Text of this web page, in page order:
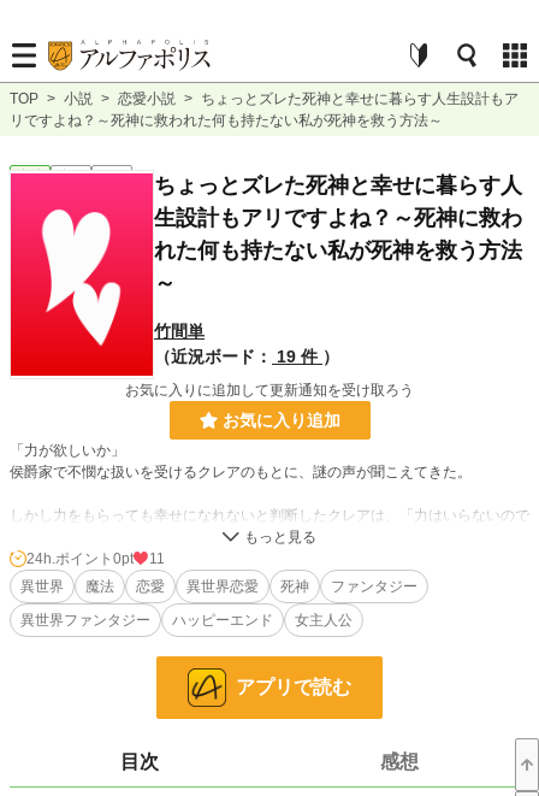
TOP > 小説 > 恋愛小説 > ちょっとズレた死神と幸せに暮らす人生設計もア
リですよね？～死神に救われた何も持たない私が死神を救う方法～
恋愛 完結 長編
ちょっとズレた死神と幸せに暮らす人
生設計もアリですよね？～死神に救わ
れた何も持たない私が死神を救う方法
～
竹間単
（近況ボード：
19 件 ）
お気に入りに追加して更新通知を受け取ろう
お気に入り追加
「力が欲しいか」
侯爵家で不憫な扱いを受けるクレアのもとに、謎の声が聞こえてきた。
しかし力をもらっても幸せになれないと判断したクレアは、「力はいらないので
あなたの元で働かせてください」と懇願する。
なんやかんやあって『声の主の愛玩動物』になることで落ち着いたクレアは、声
の主の元へ行くことに。
しかし声の主は、死神だった。
私、人間に幻滅したので、死神と幸せに暮らします！
恋愛 66,334 位 / 66,334 件
24h.ポイント 0pt
11
異世界
魔法 恋愛 異世界恋愛 死神
ファンタジー
異世界ファンタジー
ハッピーエンド 女主人公
アプリで読む
目次 感想